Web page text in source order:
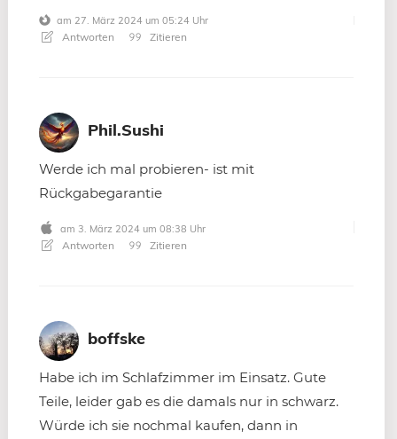
am 27. März 2024 um 05:24 Uhr
Antworten Zitieren
Phil.Sushi
Werde ich mal probieren- ist mit
Rückgabegarantie
am 3. März 2024 um 08:38 Uhr
Antworten Zitieren
boffske
Habe ich im Schlafzimmer im Einsatz. Gute
Teile, leider gab es die damals nur in schwarz.
Würde ich sie nochmal kaufen, dann in